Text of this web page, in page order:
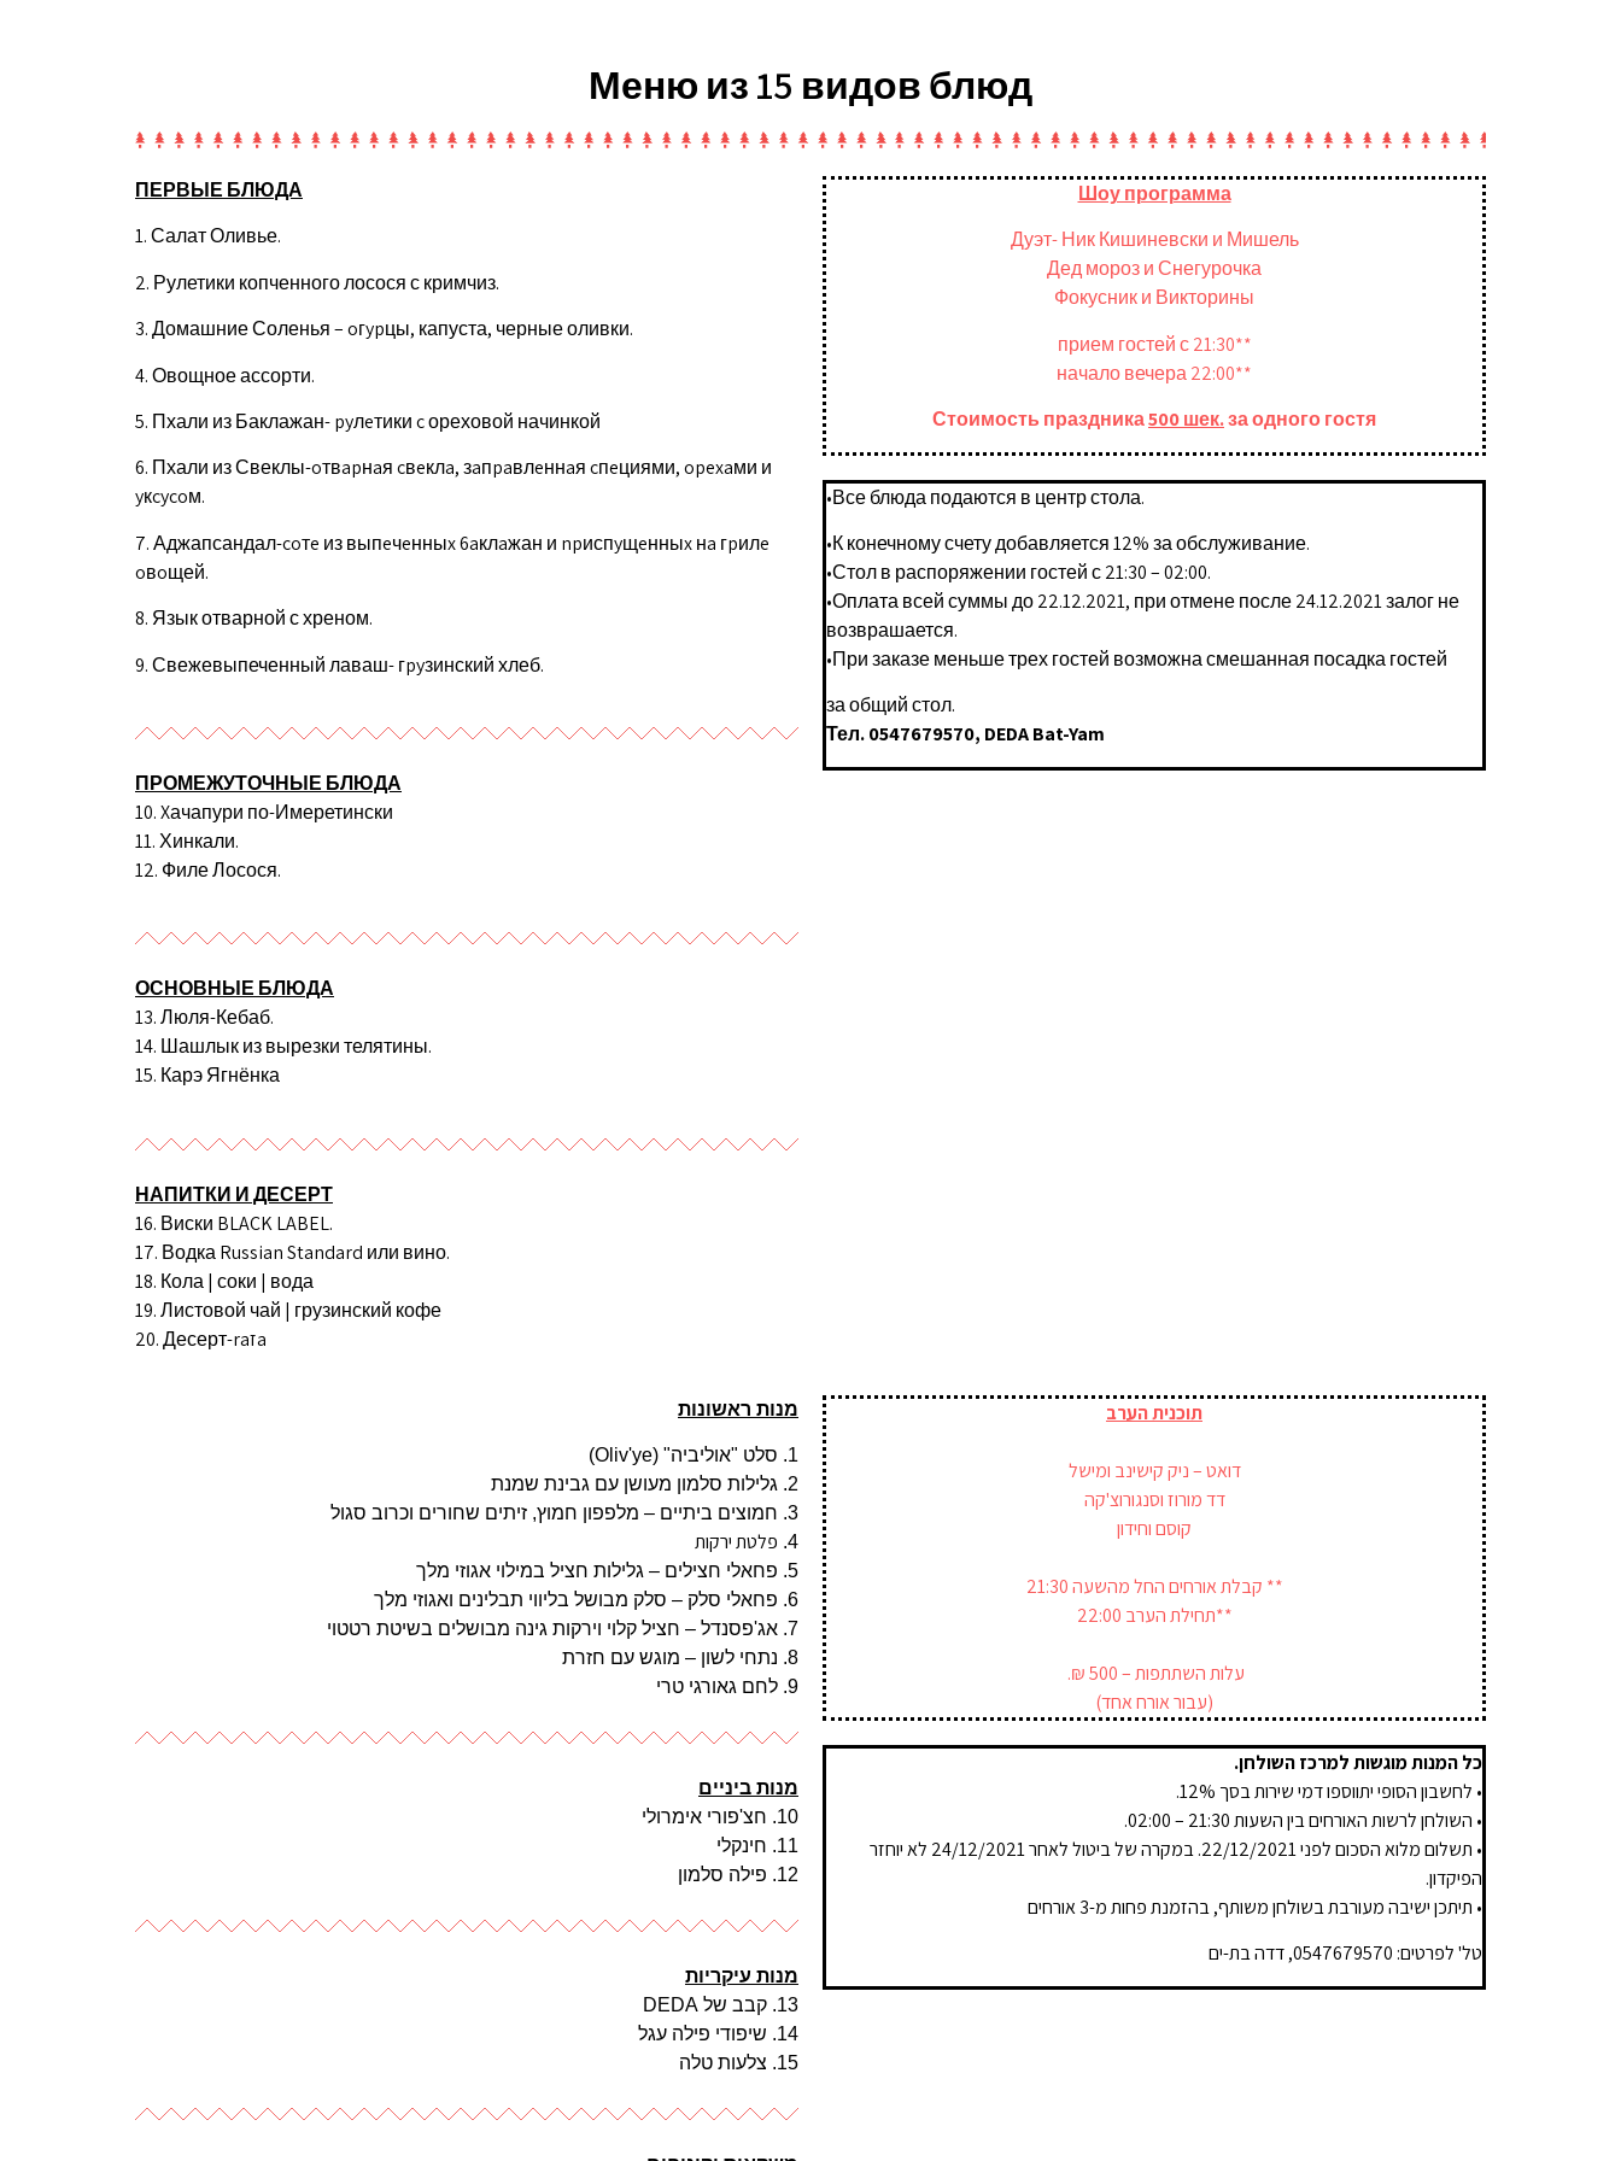
Меню из 15 видов блюд
Шоу программа
Дуэт- Ник Кишиневски и Мишель
Дед мороз и Снегурочка
Фокусник и Викторины
**прием гостей с 21:30
**начало вечера 22:00
Стоимость праздника500 шек.за одного гостя
•Все блюда подаются в центр стола.
•К конечному счету добавляется 12% за обслуживание.
•Стол в распоряжении гостей с 21:30 – 02:00.
•Оплата всей суммы до 22.12.2021, при отмене после 24.12.2021 залог не
возврашается.
•При заказе меньше трех гостей возможна смешанная посадка гостей
за общий стол.
Тел. 0547679570, DEDA Bat-Yam
ПЕРВЫЕ БЛЮДА
1. Салат Оливье.
2. Рулетики копченного лосося с кримчиз.
3. Домашние Соленья – oгypцы, капуста, черные оливки.
4. Овощное ассорти.
5. Пхали из Баклажан- pyлeтики c ореховой начинкой
6. Пхали из Свеклы-oтвapнaя cвeклa, зaпpaвлeннaя cпeциями, opexaми и
yкcycoм.
7. Аджапсандал-coтe из выпeчeнныx 6aклaжан и npиспyщeнныx нa гpилe
oвoщей.
8. Язык отварной с хреном.
9. Свежевыпеченный лаваш- гpyзинский хлеб.
ПРОМЕЖУТОЧНЫЕ БЛЮДА
10. Xачапури по-Имеретински
11. Хинкали.
12. Филе Лосося.
ОСНОВНЫЕ БЛЮДА
13. Люля-Кебаб.
14. Шашлык из вырезки телятины.
15. Карэ Ягнёнка
НАПИТКИ И ДЕСЕРТ
16. Виски BLACK LABEL.
17. Водка Russian Standard или вино.
18. Кола | соки | вода
19. Листовой чай | грузинский кофе
20. Десерт-raזa
תוכנית הערב
דואט – ניק קישינב ומישל
דד מורוז וסנגורוצ'קה
קוסם וחידון
** קבלת אורחים החל מהשעה 21:30
**תחילת הערב 22:00
עלות השתתפות – 500 ₪.
(עבור אורח אחד)
כל המנות מוגשות למרכז השולחן.
• לחשבון הסופי יתווספו דמי שירות בסך 12%.
• השולחן לרשות האורחים בין השעות 21:30 – 02:00.
• תשלום מלוא הסכום לפני 22/12/2021. במקרה של ביטול לאחר 24/12/2021 לא יוחזר
הפיקדון.
• תיתכן ישיבה מעורבת בשולחן משותף, בהזמנת פחות מ-3 אורחים
טל' לפרטים: 0547679570, דדה בת-ים
מנות ראשונות
1. סלט "אוליביה" (Oliv'ye)
2. גלילות סלמון מעושן עם גבינת שמנת
3. חמוצים ביתיים – מלפפון חמוץ, זיתים שחורים וכרוב סגול
4. פלטת ירקות
5. פחאלי חצילים – גלילות חציל במילוי אגוזי מלך
6. פחאלי סלק – סלק מבושל בליווי תבלינים ואגוזי מלך
7. אג'פסנדל – חציל קלוי וירקות גינה מבושלים בשיטת רטטוי
8. נתחי לשון – מוגש עם חזרת
9. לחם גאורגי טרי
מנות ביניים
10. חצ'פורי אימרולי
11. חינקלי
12. פילה סלמון
מנות עיקריות
13. קבב של DEDA
14. שיפודי פילה עגל
15. צלעות טלה